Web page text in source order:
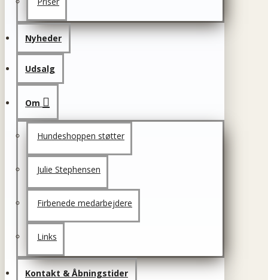
Nyheder
Udsalg
Om
Hundeshoppen støtter
Julie Stephensen
Firbenede medarbejdere
Links
Kontakt & Åbningstider